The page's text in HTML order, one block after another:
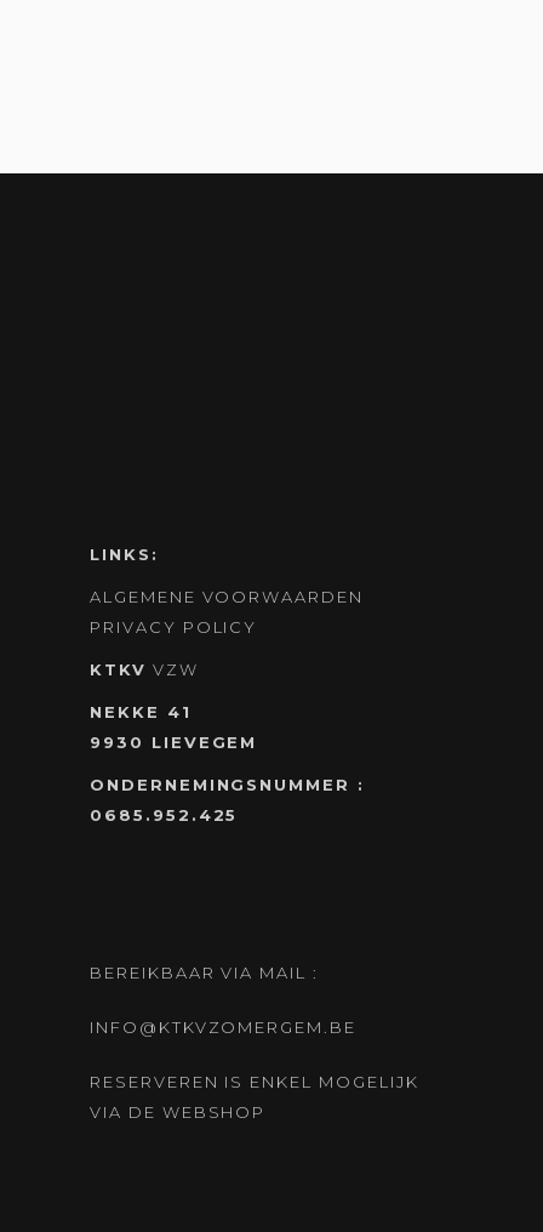
LINKS:
ALGEMENE VOORWAARDEN
PRIVACY POLICY
KTKV VZW
NEKKE 41
9930 LIEVEGEM
ONDERNEMINGSNUMMER :
0685.952.425
BEREIKBAAR VIA MAIL :
INFO@KTKVZOMERGEM.BE
RESERVEREN IS ENKEL MOGELIJK
VIA DE WEBSHOP